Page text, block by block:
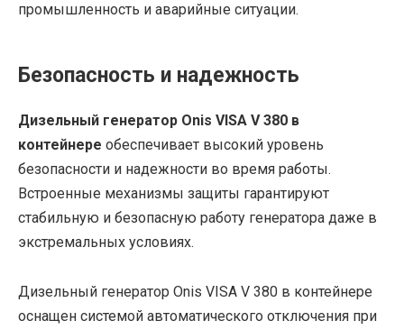
промышленность и аварийные ситуации.
Безопасность и надежность
Дизельный генератор Onis VISA V 380 в
контейнере обеспечивает высокий уровень
безопасности и надежности во время работы.
Встроенные механизмы защиты гарантируют
стабильную и безопасную работу генератора даже в
экстремальных условиях.
Дизельный генератор Onis VISA V 380 в контейнере
оснащен системой автоматического отключения при